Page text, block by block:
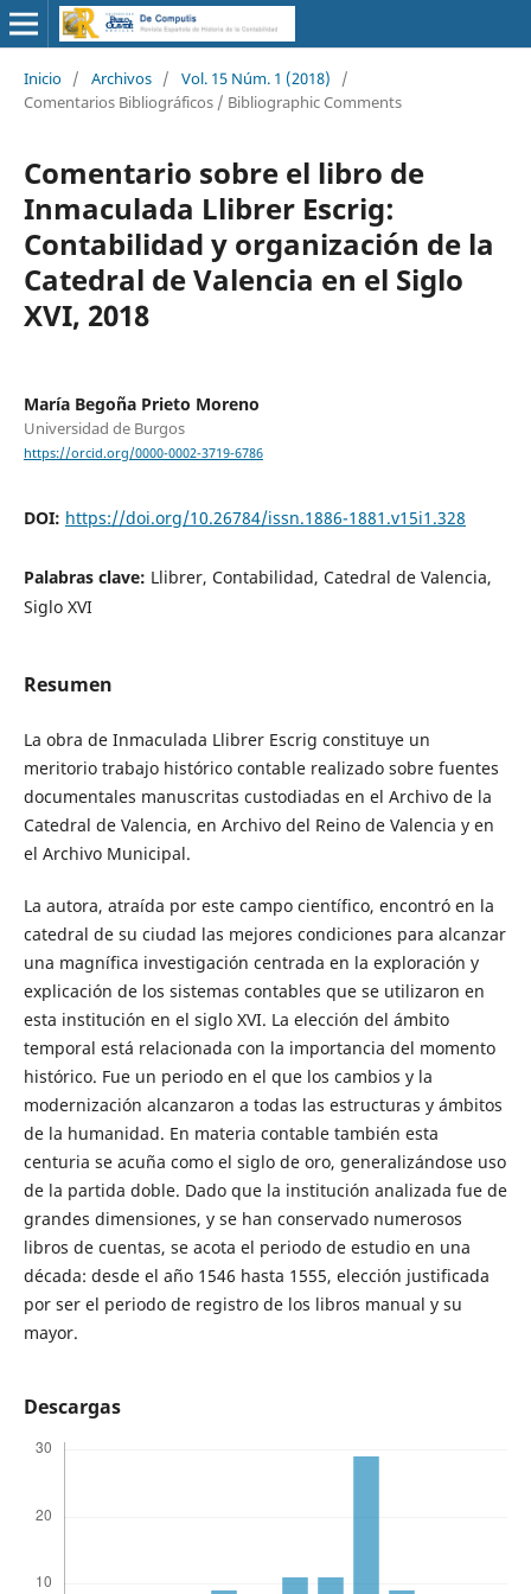
Inicio / Archivos / Vol. 15 Núm. 1 (2018)
/
Comentarios Bibliográficos / Bibliographic Comments
Comentario sobre el libro de
Inmaculada Llibrer Escrig:
Contabilidad y organización de la
Catedral de Valencia en el Siglo
XVI, 2018
María Begoña Prieto Moreno
Universidad de Burgos
https://orcid.org/0000-0002-3719-6786
DOI: https://doi.org/10.26784/issn.1886-1881.v15i1.328
Palabras clave: Llibrer, Contabilidad, Catedral de Valencia,
Siglo XVI
Resumen
La obra de Inmaculada Llibrer Escrig constituye un
meritorio trabajo histórico contable realizado sobre fuentes
documentales manuscritas custodiadas en el Archivo de la
Catedral de Valencia, en Archivo del Reino de Valencia y en
el Archivo Municipal.
La autora, atraída por este campo científico, encontró en la
catedral de su ciudad las mejores condiciones para alcanzar
una magnífica investigación centrada en la exploración y
explicación de los sistemas contables que se utilizaron en
esta institución en el siglo XVI. La elección del ámbito
temporal está relacionada con la importancia del momento
histórico. Fue un periodo en el que los cambios y la
modernización alcanzaron a todas las estructuras y ámbitos
de la humanidad. En materia contable también esta
centuria se acuña como el siglo de oro, generalizándose uso
de la partida doble. Dado que la institución analizada fue de
grandes dimensiones, y se han conservado numerosos
libros de cuentas, se acota el periodo de estudio en una
década: desde el año 1546 hasta 1555, elección justificada
por ser el periodo de registro de los libros manual y su
mayor.
Descargas